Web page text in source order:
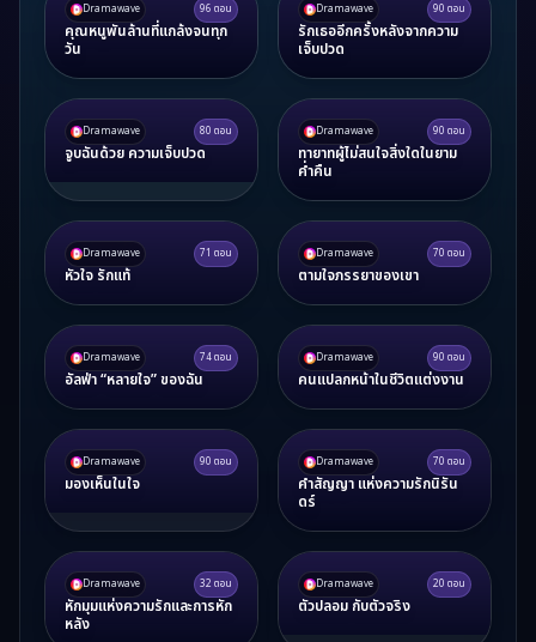
Dramawave 96 ตอน
คุณหนูพันล้านที่แกล้งจนทุก
วัน
Dramawave 90 ตอน
รักเธออีกครั้งหลังจากความ
เจ็บปวด
Dramawave 80 ตอน
จูบฉันด้วย ความเจ็บปวด
Dramawave 90 ตอน
ทายาทผู้ไม่สนใจสิ่งใดในยาม
ค่ำคืน
Dramawave 71 ตอน
หัวใจ รักแท้
Dramawave 70 ตอน
ตามใจภรรยาของเขา
Dramawave 74ตอน
อัลฟ่า “หลายใจ” ของฉัน
Dramawave 90 ตอน
คนแปลกหน้าในชีวิตแต่งงาน
Dramawave 90 ตอน
มองเห็นในใจ
Dramawave 70 ตอน
คำสัญญา แห่งความรักนิรัน
ดร์
Dramawave 32 ตอน
หักมุมแห่งความรักและการหัก
หลัง
Dramawave 20 ตอน
ตัวปลอม กับตัวจริง